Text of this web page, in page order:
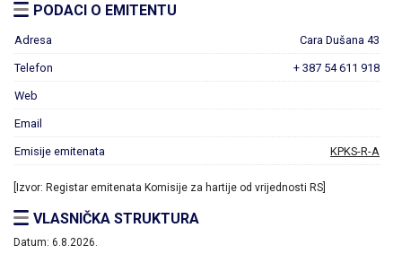
PODACI O EMITENTU
Adresa Cara Dušana 43
Telefon + 387 54 611 918
Web
Email
Emisije emitenata KPKS-R-A
[Izvor: Registar emitenata Komisije za hartije od vrijednosti RS]
VLASNIČKA STRUKTURA
Datum: 6.8.2026.